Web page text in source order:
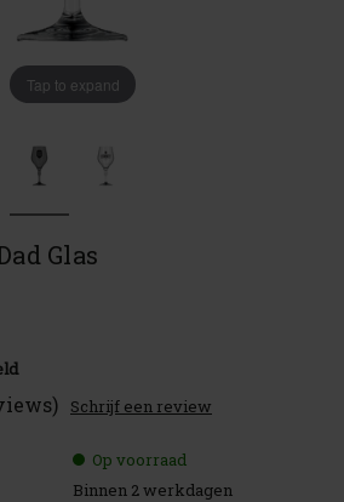
Tap to expand
Glas
Schrijf een review
Op voorraad
Binnen 2 werkdagen